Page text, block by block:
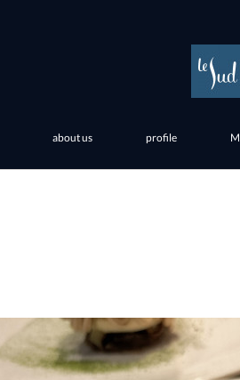
about us profile